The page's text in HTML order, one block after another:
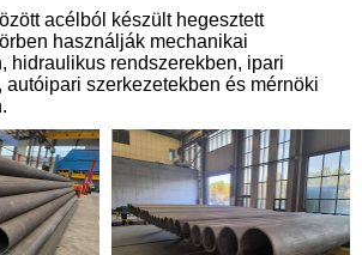
acélból készült hegesztett
használják mechanikai
hidraulikus rendszerekben, ipari
autóipari szerkezetekben és mérnöki